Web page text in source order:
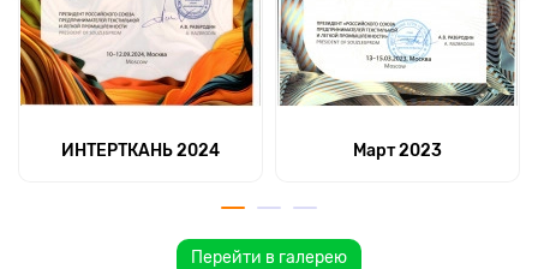
ИНТЕРТКАНЬ 2024 Март 2023
Перейти в галерею